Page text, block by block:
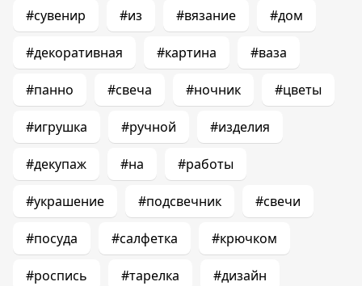
#сувенир #из #вязание #дом
#декоративная #картина #ваза
#панно #свеча #ночник #цветы
#игрушка #ручной #изделия
#декупаж #на #работы
#украшение #подсвечник #свечи
#посуда #салфетка #крючком
#роспись #тарелка #дизайн